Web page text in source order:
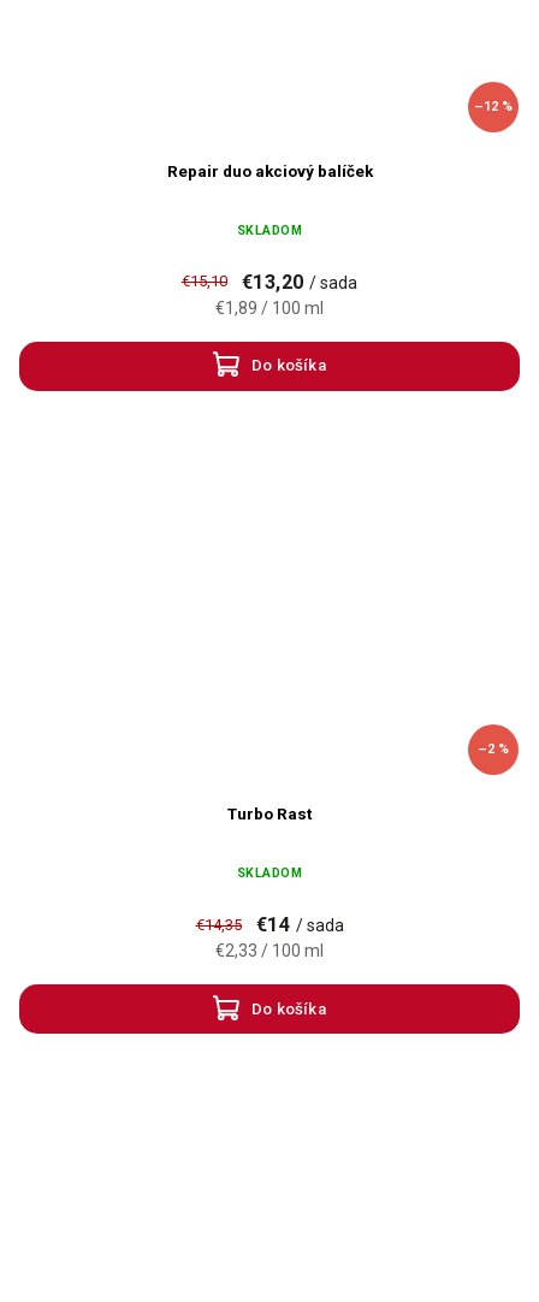
–12 %
Repair duo akciový balíček
SKLADOM
€15,10 €13,20/ sada
€1,89 / 100 ml
Do košíka
–2 %
Turbo Rast
SKLADOM
€14,35 €14 / sada
€2,33 / 100 ml
Do košíka